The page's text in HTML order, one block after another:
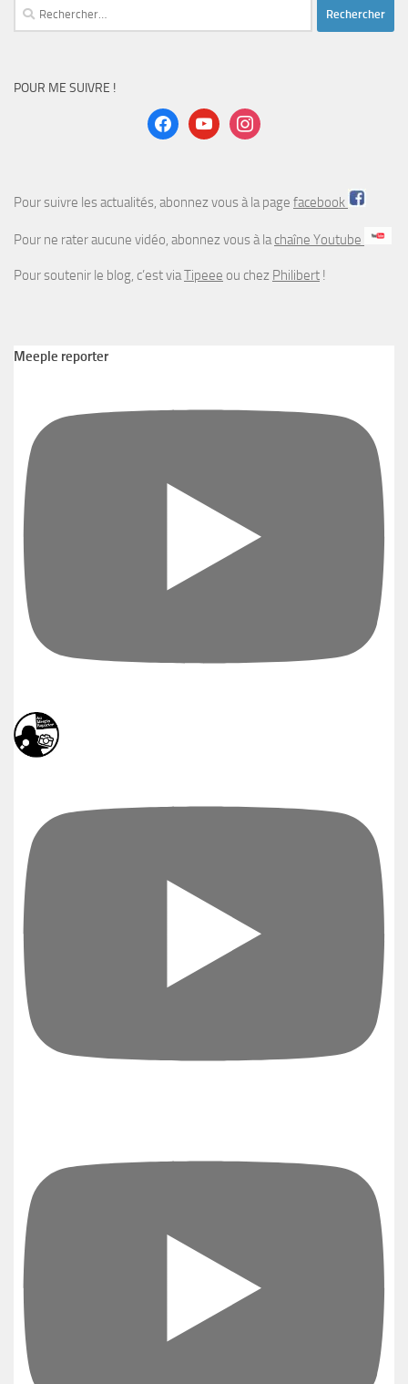
Rechercher :
POUR ME SUIVRE !
facebookyoutubeinstagram
Pour suivre les actualités, abonnez vous à la page facebook
Pour ne rater aucune vidéo, abonnez vous à lachaîne Youtube
Pour soutenir le blog, c’est viaTipeee ou chez Philibert !
Meeple reporter